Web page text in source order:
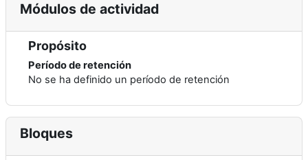
Módulos de actividad
Propósito
Período de retención
No se ha definido un período de retención
Bloques